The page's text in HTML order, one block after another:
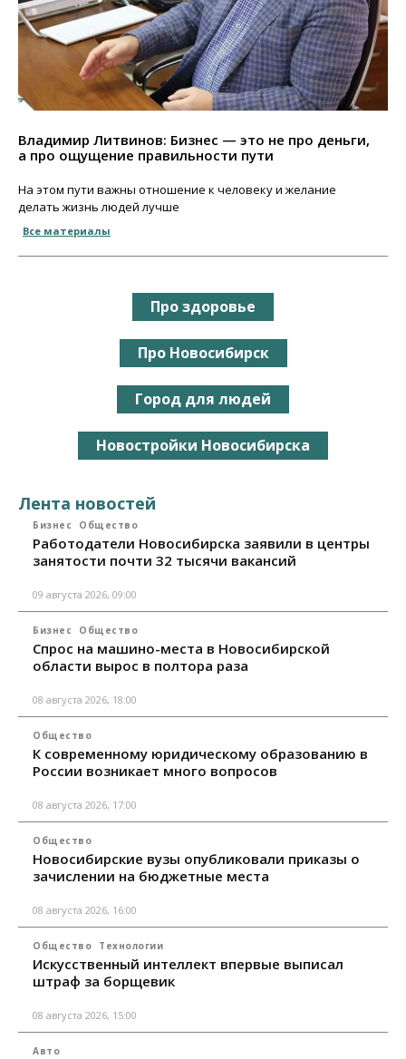
Владимир Литвинов: Бизнес — это не про деньги,
а про ощущение правильности пути
На этом пути важны отношение к человеку и желание
делать жизнь людей лучше
Все материалы
Про здоровье
Про Новосибирск
Город для людей
Новостройки Новосибирска
Лента новостей
Бизнес Общество
Работодатели Новосибирска заявили в центры
занятости почти 32 тысячи вакансий
09 августа 2026, 09:00
Бизнес Общество
Спрос на машино-места в Новосибирской
области вырос в полтора раза
08 августа 2026, 18:00
Общество
К современному юридическому образованию в
России возникает много вопросов
08 августа 2026, 17:00
Общество
Новосибирские вузы опубликовали приказы о
зачислении на бюджетные места
08 августа 2026, 16:00
Общество Технологии
Искусственный интеллект впервые выписал
штраф за борщевик
08 августа 2026, 15:00
Авто